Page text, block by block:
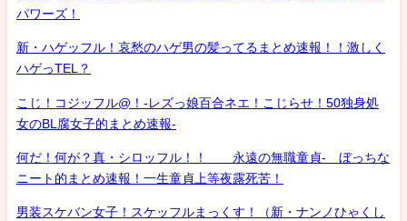
パワーズ！
新・ハゲッフル！哀愁のハゲ男の髪ってるまとめ速報！！激しく
ハゲっTEL？
こじ！コジッフル@！-レズっ娘百合ネエ！こじらせ！50独身処
女のBL腐女子的まとめ速報-
何だ！何が？真・シロッフル！！ 永遠の無職童貞- ぼっちな
ニート的まとめ速報！一生童貞上等夜露死苦！
男装スケバン女子！スケッフルまっくす！（新・ナンノひゃくし